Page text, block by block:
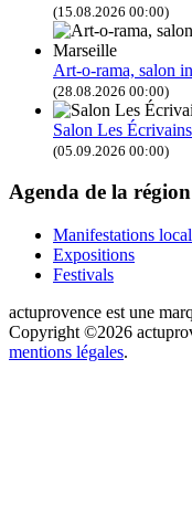
(15.08.2026 00:00)
Art-o-rama, salon
(28.08.2026 00:00)
Salon Les
(05.09.2026 00:00)
Agenda de la région
Manifestations
Expositions
Festivals
actuprovence est une
Copyright ©2026
mentions légales.